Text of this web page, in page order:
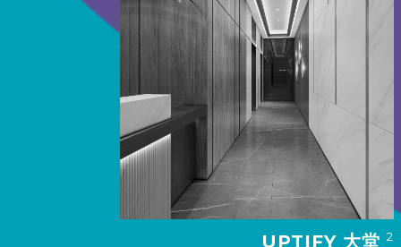
UPTIFY 大堂 2